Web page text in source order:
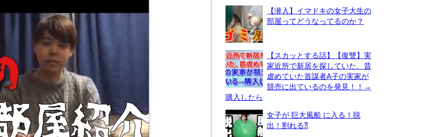
【潜入】イマドキの女子大生の
部屋ってどうなってるのか？
【スカッとする話】【復讐】実
家近所で新居を探していた、昔
虐めていた首謀者A子の実家が
競売に出ているのを発見！！→
購入したら
女子が 巨大風船 に入る！脱
出！割れる⁈